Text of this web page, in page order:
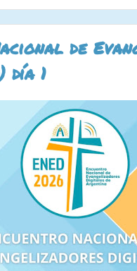
de
día 1